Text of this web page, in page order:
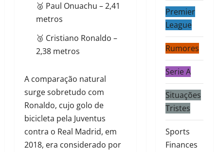
🥈 Paul Onuachu – 2,41
metros
🥉 Cristiano Ronaldo –
2,38 metros
A comparação natural
surge sobretudo com
Ronaldo, cujo golo de
bicicleta pela Juventus
contra o Real Madrid, em
2018, era considerado por
Premier
League
Rumores
Serie A
Situações
Tristes
Sports
Finances